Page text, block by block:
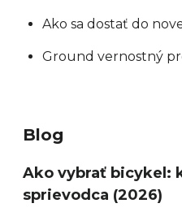
Ako sa dostať do
Ground vernostný
Blog
Ako vybrať bicykel:
sprievodca (2026)